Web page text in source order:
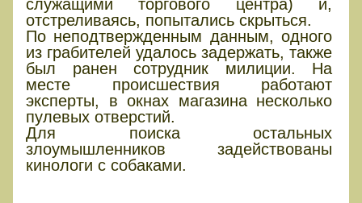
служащими торгового центра) и,
отстреливаясь, попытались скрыться.
По неподтвержденным данным, одного
из грабителей удалось задержать, также
был ранен сотрудник милиции. На
месте происшествия работают
эксперты, в окнах магазина несколько
пулевых отверстий.
Для поиска остальных
злоумышленников задействованы
кинологи с собаками.